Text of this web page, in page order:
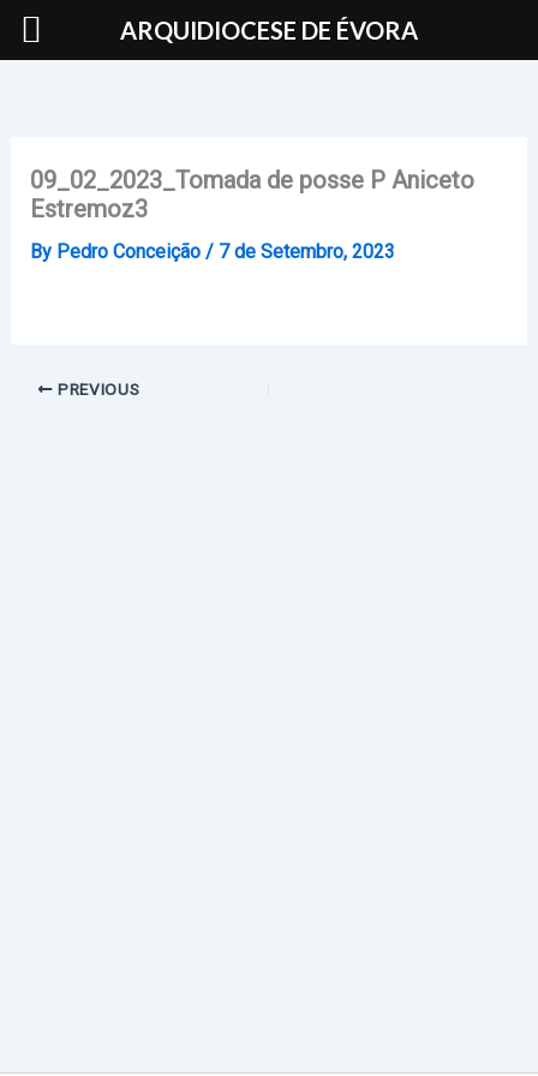
Skip
09_02_2023_Tomada de posse P Aniceto
Estremoz3
By Pedro Conceição / 7 de Setembro, 2023
PREVIOUS
ARQUIDIOCESE DE ÉVORA